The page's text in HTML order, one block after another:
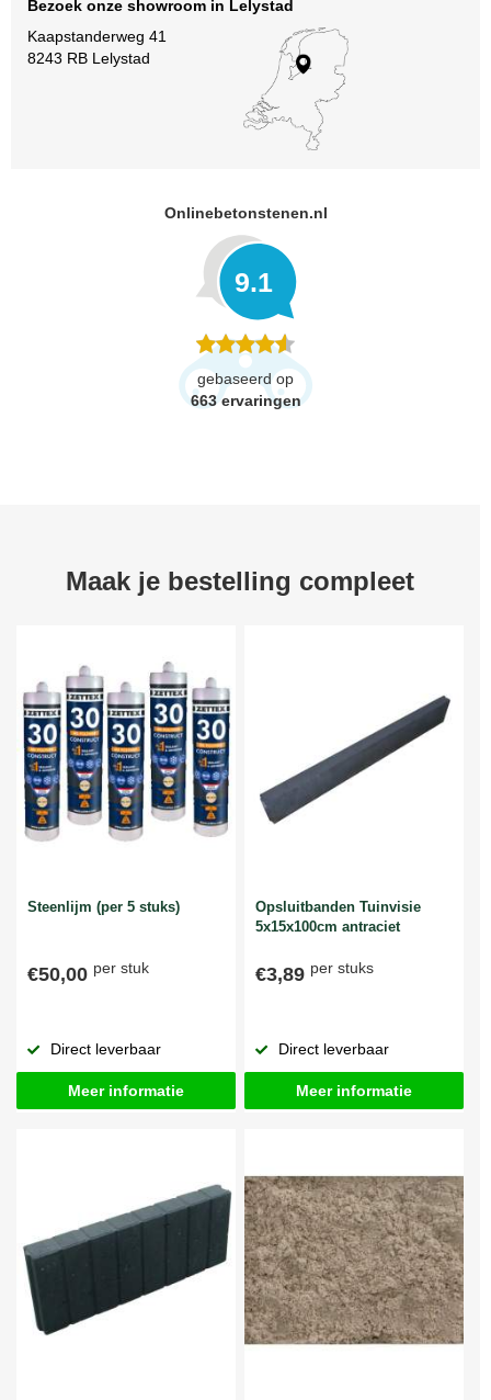
Bezoek onze showroom in Lelystad
Kaapstanderweg 41
8243 RB Lelystad
Onlinebetonstenen.nl
9.1
gebaseerd op
663 ervaringen
Maak je bestelling compleet
Steenlijm (per 5 stuks)
€50,00 per stuk
Direct leverbaar
Meer informatie
Opsluitbanden Tuinvisie
5x15x100cm antraciet
€3,89 per stuks
Direct leverbaar
Meer informatie